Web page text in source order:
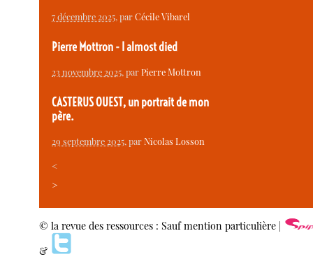
7 décembre 2025, parCécile Vibarel
Pierre Mottron - I almost died
23 novembre 2025, parPierre Mottron
CASTERUS OUEST, un portrait de mon
père.
29 septembre 2025, parNicolas Losson
<
>
© la revue des ressources : Sauf mention particulière |
&